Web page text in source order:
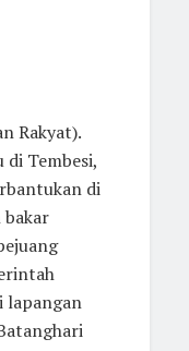
Rakyat).
Tembesi,
di
bakar
lapangan